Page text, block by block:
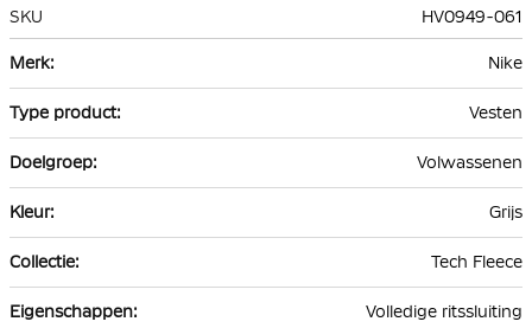
SKU
HV0949-061
informatie
Nike
Vesten
Volwassenen
Grijs
Tech Fleece
Volledige ritssluiting